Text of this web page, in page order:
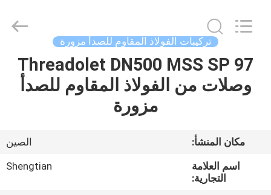
منزل
أشرطة
فيديو
Shengtian
تركيبات الفولاذ المقاوم للصدأ مزورة
Threadolet DN500 MSS SP 97
وصلات من الفولاذ المقاوم للصدأ
مزورة
مكان المنشأ:
الصين
اسم العلامة
التجارية:
Shengtian